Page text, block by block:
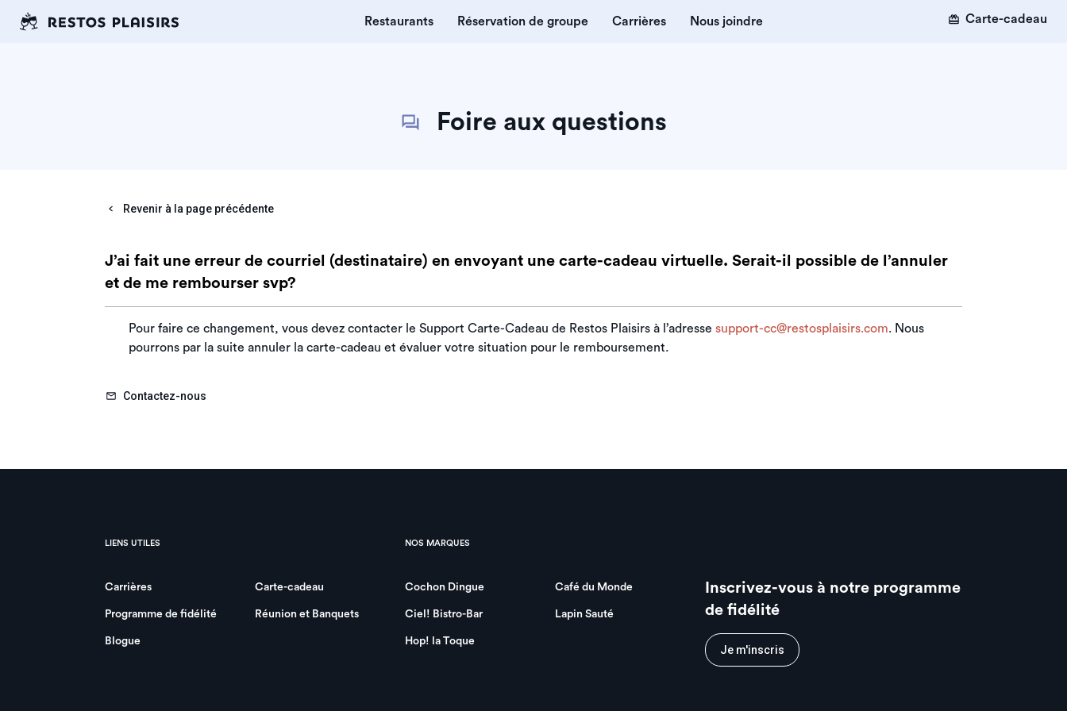
Restaurants Réservation de groupe Carrières Nous joindre Carte-cadeau
Foire aux questions
Revenir à la page précédente
J’ai fait une erreur de courriel (destinataire) en envoyant une carte-cadeau virtuelle. Serait-il possible de l’annuler
et de me rembourser svp?
Pour faire ce changement, vous devez contacter le Support Carte-Cadeau de Restos Plaisirs à l’adresse support-cc@restosplaisirs.com. Nous
pourrons par la suite annuler la carte-cadeau et évaluer votre situation pour le remboursement.
Contactez-nous
LIENS UTILES
Carrières Carte-cadeau
Programme de fidélité Réunion et Banquets
Blogue
NOS MARQUES
Cochon Dingue Café du Monde
Ciel! Bistro-Bar Lapin Sauté
Hop! la Toque
Inscrivez-vous à notre programme
de fidélité
Je m'inscris